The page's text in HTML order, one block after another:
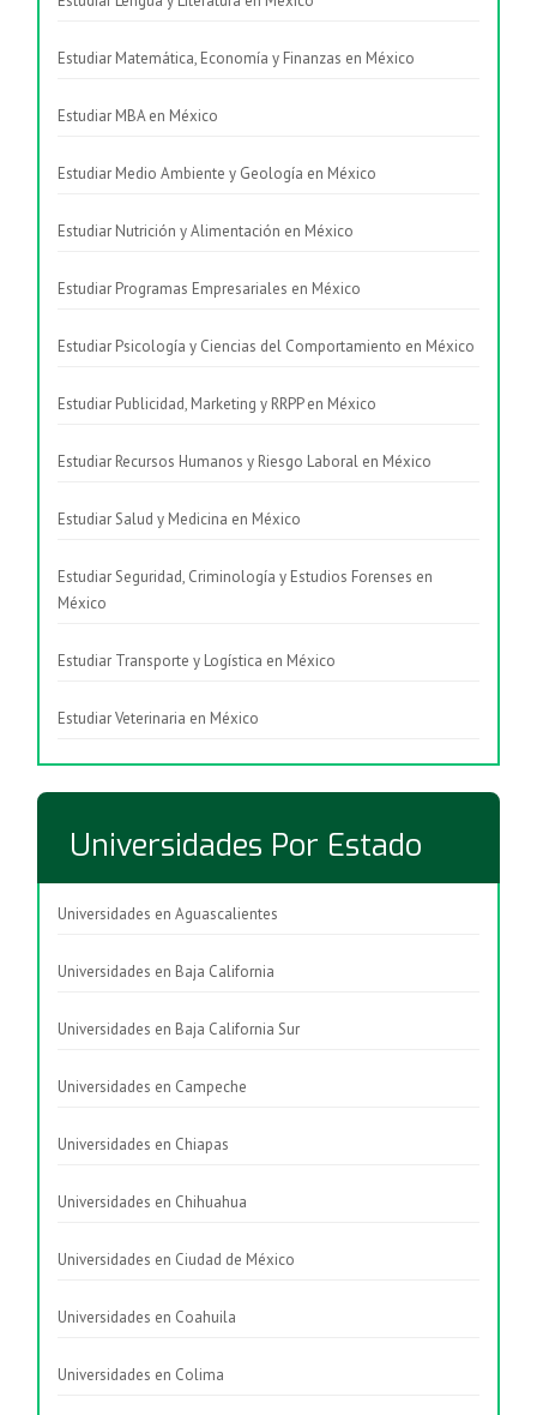
Estudiar Matemática, Economía y Finanzas en México
Estudiar MBA en México
Estudiar Medio Ambiente y Geología en México
Estudiar Nutrición y Alimentación en México
Estudiar Programas Empresariales en México
Estudiar Psicología y Ciencias del Comportamiento en México
Estudiar Publicidad, Marketing y RRPP en México
Estudiar Recursos Humanos y Riesgo Laboral en México
Estudiar Salud y Medicina en México
Estudiar Seguridad, Criminología y Estudios Forenses en
México
Estudiar Transporte y Logística en México
Estudiar Veterinaria en México
Universidades Por Estado
Universidades en Aguascalientes
Universidades en Baja California
Universidades en Baja California Sur
Universidades en Campeche
Universidades en Chiapas
Universidades en Chihuahua
Universidades en Ciudad de México
Universidades en Coahuila
Universidades en Colima